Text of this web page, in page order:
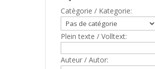
Catègorie / Kategorie:
Plein texte / Volltext:
Auteur / Autor: